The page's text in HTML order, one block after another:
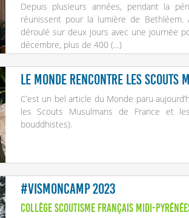
Depuis plusieurs années, pendant la
réunissent pour la lumière de Bethléem.
déroulé sur deux jours avec une journée
décembre, plus de 400 (…)
Le Monde rencontre les scouts
C’est un bel article du Monde paru
les Scouts Musulmans de France et
bouddhistes).
#VisMonCamp 2023
Collège Scoutisme Français Midi-